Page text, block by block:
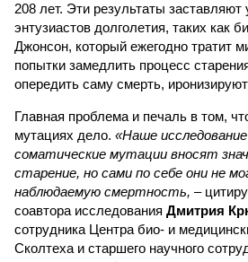
208 лет. Эти результаты заставляют
энтузиастов долголетия, таких как
Джонсон, который ежегодно тратит
попытки замедлить процесс
опередить саму смерть,
Главная проблема и печаль в том,
мутациях дело. «Наше
соматические мутации вносят
старение, но сами по себе они не
наблюдаемую смертность, –
соавтора исследования Дмитрия
сотрудника Центра био- и
Сколтеха и старшего научного